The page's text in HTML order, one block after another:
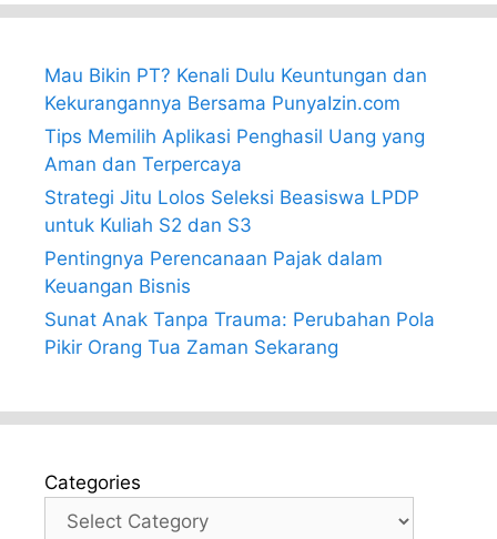
Mau Bikin PT? Kenali Dulu Keuntungan dan
Kekurangannya Bersama PunyaIzin.com
Tips Memilih Aplikasi Penghasil Uang yang
Aman dan Terpercaya
Strategi Jitu Lolos Seleksi Beasiswa LPDP
untuk Kuliah S2 dan S3
Pentingnya Perencanaan Pajak dalam
Keuangan Bisnis
Sunat Anak Tanpa Trauma: Perubahan Pola
Pikir Orang Tua Zaman Sekarang
Categories